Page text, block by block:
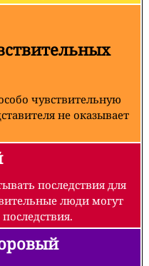
чувствительную
не оказывает
последствия для
люди могут